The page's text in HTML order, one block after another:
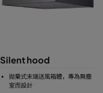
Silent hood
拋棄式末端送風箱體，專為無塵
室而設計